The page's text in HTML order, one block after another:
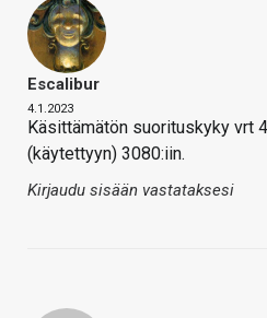
Escalibur
4.1.2023
Käsittämätön suorituskyky vrt
(käytettyyn) 3080:iin.
Kirjaudu sisään vastataksesi